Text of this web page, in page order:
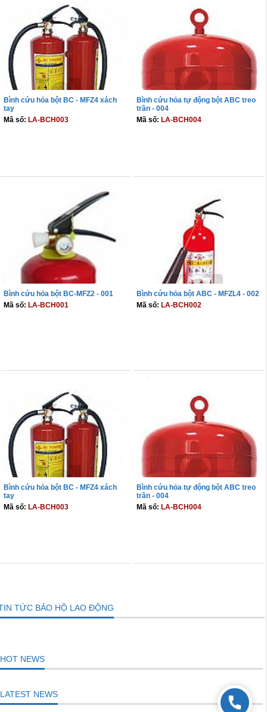
Bình cứu hỏa bột BC - MFZ4 xách
tay
Mã số: LA-BCH003
Bình cứu hỏa tự động bột ABC treo
trần - 004
Mã số: LA-BCH004
Bình cứu hỏa bột BC-MFZ2 - 001
Mã số: LA-BCH001
Bình cứu hỏa bột ABC - MFZL4 - 002
Mã số: LA-BCH002
Bình cứu hỏa bột BC - MFZ4 xách
tay
Mã số: LA-BCH003
Bình cứu hỏa tự động bột ABC treo
trần - 004
Mã số: LA-BCH004
TỨC BẢO HỘ LAO ĐỘNG
HOT NEWS
LATEST NEWS